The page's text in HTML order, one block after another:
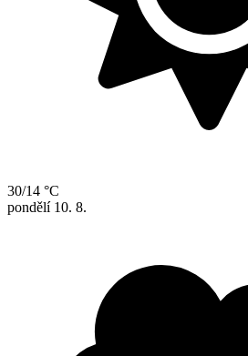
30/14 °C
pondělí 10. 8.